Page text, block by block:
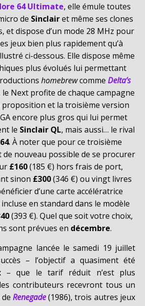
64 Ultimate, elle émule toutes
de Sinclairet même ses clones
et dispose d’un mode 28 MHz pour
jeux bien plus rapidement qu’à
ci-dessous. Elle dispose même
plus évolués lui permettant
homebrewcomme Delta’s
le Next profite de chaque campagne
et la troisième version
encore plus gros qui lui permet
le Sinclair QL, mais aussi… le rival
. À noter que pour ce troisième
de nouveau possible de se procurer
£160(185 €) hors frais de port,
sinon £300(346 €) ou vingt livres
d’une carte accélératrice
en standard dans le modèle
(393 €). Quel que soit votre choix,
sont prévues en décembre.
lancée le samedi 19 juillet
– l’objectif a quasiment été
– que le tarif réduit n’est plus
contributeurs recevront tous un
Renegade(1986), trois autres jeux